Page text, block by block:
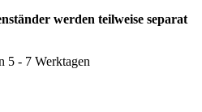
werden teilweise separat
5 - 7 Werktagen